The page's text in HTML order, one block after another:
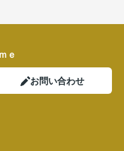
ｅ
お問い合わせ